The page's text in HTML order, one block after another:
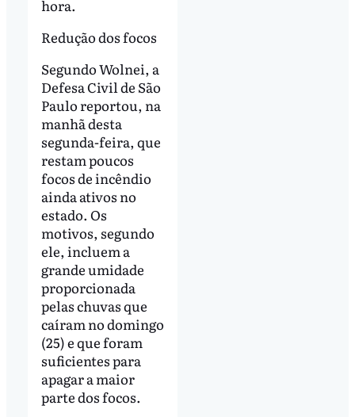
hora.
Redução dos focos
Segundo Wolnei, a
Defesa Civil de São
Paulo reportou, na
manhã desta
segunda-feira, que
restam poucos
focos de incêndio
ainda ativos no
estado. Os
motivos, segundo
ele, incluem a
grande umidade
proporcionada
pelas chuvas que
caíram no domingo
(25) e que foram
suficientes para
apagar a maior
parte dos focos.